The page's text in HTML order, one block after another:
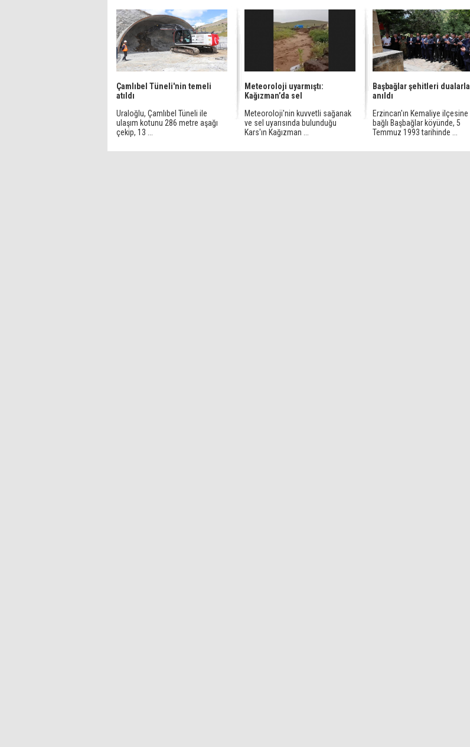
Çamlıbel Tüneli'nin temeli
atıldı
Uraloğlu, Çamlıbel Tüneli ile
ulaşım kotunu 286 metre aşağı
çekip, 13 ...
Meteoroloji uyarmıştı:
Kağızman’da sel
Meteoroloji'nin kuvvetli sağanak
ve sel uyarısında bulunduğu
Kars'ın Kağızman ...
Başbağlar şehitleri dualarla
anıldı
Erzincan'ın Kemaliye ilçesine
bağlı Başbağlar köyünde, 5
Temmuz 1993 tarihinde ...